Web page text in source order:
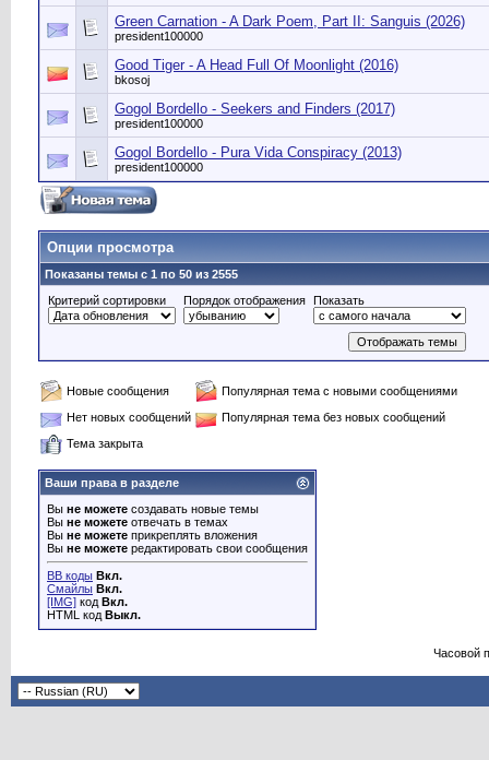
Green Carnation - A Dark Poem, Part II: Sanguis (2026)
president100000
Good Tiger - A Head Full Of Moonlight (2016)
bkosoj
Gogol Bordello - Seekers and Finders (2017)
president100000
Gogol Bordello - Pura Vida Conspiracy (2013)
president100000
Опции просмотра
Показаны темы с 1 по 50 из 2555
Критерий сортировки
Порядок отображения Показать
Новые сообщения
Популярная тема с новыми сообщениями
Нет новых сообщений
Популярная тема без новых сообщений
Тема закрыта
Ваши права в разделе
Вы не можете создавать новые темы
Вы не можете отвечать в темах
Вы не можете прикреплять вложения
Вы не можете редактировать свои сообщения
BB коды Вкл.
Смайлы Вкл.
[IMG] код Вкл.
HTML код Выкл.
Часовой